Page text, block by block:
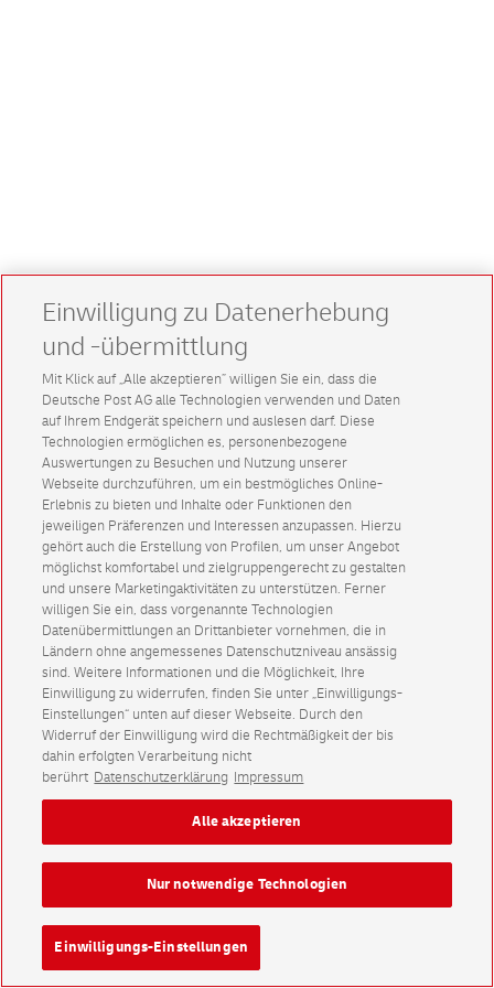
Einwilligung zu Datenerhebung
und -übermittlung
Mit Klick auf „Alle akzeptieren” willigen Sie ein, dass die
Deutsche Post AG alle Technologien verwenden und Daten
auf Ihrem Endgerät speichern und auslesen darf. Diese
Technologien ermöglichen es, personenbezogene
Auswertungen zu Besuchen und Nutzung unserer
Webseite durchzuführen, um ein bestmögliches Online-
Erlebnis zu bieten und Inhalte oder Funktionen den
jeweiligen Präferenzen und Interessen anzupassen. Hierzu
gehört auch die Erstellung von Profilen, um unser Angebot
möglichst komfortabel und zielgruppengerecht zu gestalten
und unsere Marketingaktivitäten zu unterstützen. Ferner
willigen Sie ein, dass vorgenannte Technologien
Datenübermittlungen an Drittanbieter vornehmen, die in
Ländern ohne angemessenes Datenschutzniveau ansässig
sind. Weitere Informationen und die Möglichkeit, Ihre
Einwilligung zu widerrufen, finden Sie unter „Einwilligungs-
Einstellungen“ unten auf dieser Webseite. Durch den
Widerruf der Einwilligung wird die Rechtmäßigkeit der bis
dahin erfolgten Verarbeitung nicht
berührt Datenschutzerklärung Impressum
Einwilligungs-Einstellungen
Nur notwendige Technologien
Alle akzeptieren